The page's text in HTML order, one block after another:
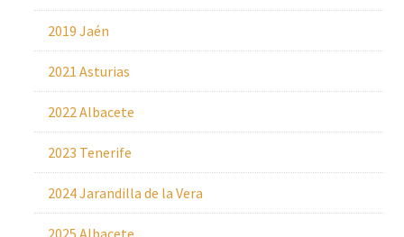
2019 Jaén
2021 Asturias
2022 Albacete
2023 Tenerife
2024 Jarandilla de la Vera
2025 Albacete